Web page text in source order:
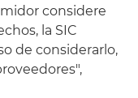
considere
la SIC
de considerarlo,